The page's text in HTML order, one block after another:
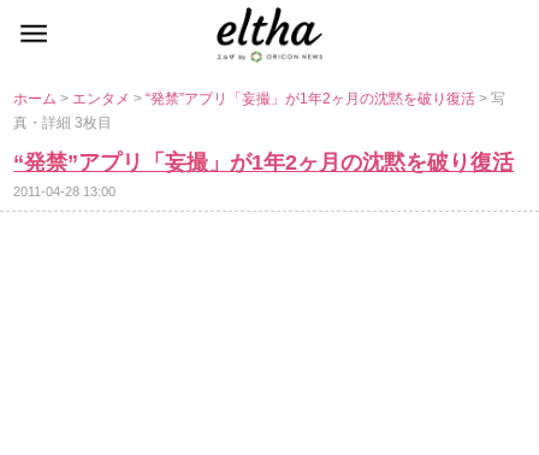
ホーム> エンタメ>“発禁”アプリ「妄撮」が1年2ヶ月の沈黙を破り復活> 写
真・詳細 3枚目
“発禁”アプリ「妄撮」が1年2ヶ月の沈黙を破り復活
2011-04-28 13:00